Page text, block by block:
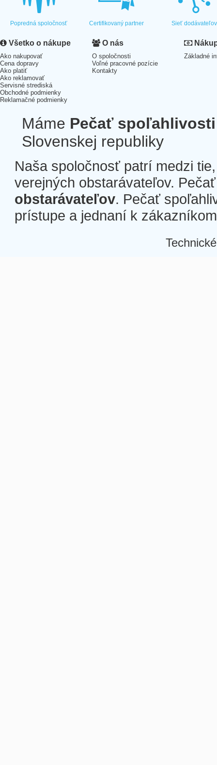
Popredná spoločnosť Certifikovaný partner Sieť dodávateľov
Všetko o nákupe
Ako nakupovať
Cena dopravy
Ako platiť
Ako reklamovať
Servisné strediská
Obchodné podmienky
Reklamačné podmienky
O nás
O spoločnosti
Voľné pracovné pozície
Kontakty
Základné
Máme Pečať spoľahlivosti
Slovenskej republiky
Naša spoločnosť patrí medzi
verejných obstarávateľov.
obstarávateľov. Pečať
prístupe a jednaní k